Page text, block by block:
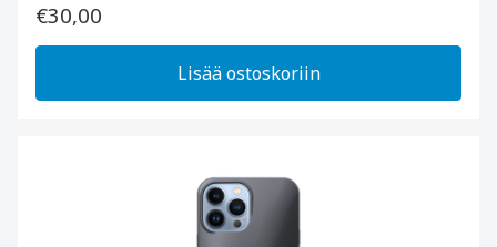
€30,00
Lisää ostoskoriin